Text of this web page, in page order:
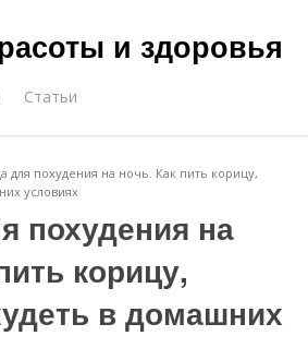
и здоровья
Статьи
для похудения на ночь. Как пить корицу,
условиях
похудения на
корицу,
в домашних